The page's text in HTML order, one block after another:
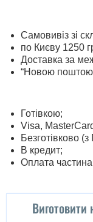
Самовивіз зі
по Києву 1250
Доставка за
“Новою
Готівкою;
Visa,
Безготівково
В кредит;
Оплата